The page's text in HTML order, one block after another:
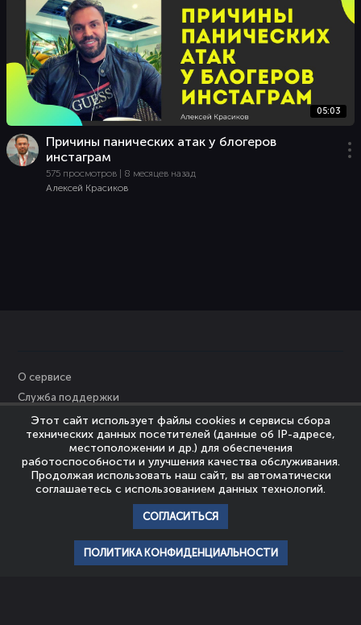
05:03
Причины панических атак у блогеров
инстаграм
575 просмотров | 8 месяцев назад
Алексей Красиков
О сервисе
Служба поддержки
Персональные данные
Политика Cookies
Пользовательское соглашение
Политика конфиденциальности
© Nevrozy-Megapolisa, 2023
Все права защищены
профиль популярное история
Этот сайт использует файлы cookies и сервисы сбора
технических данных посетителей (данные об IP-адресе,
местоположении и др.) для обеспечения
работоспособности и улучшения качества обслуживания.
Продолжая использовать наш сайт, вы автоматически
соглашаетесь с использованием данных технологий.
СОГЛАСИТЬСЯ
ПОЛИТИКА КОНФИДЕНЦИАЛЬНОСТИ